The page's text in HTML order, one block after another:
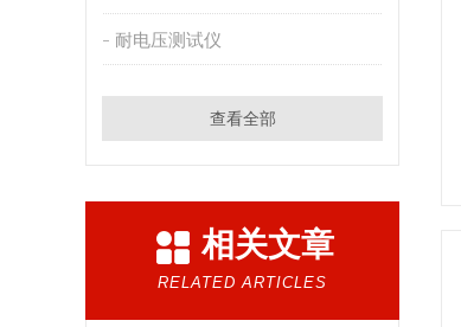
耐电压测试仪
查看全部
相关文章
RELATED ARTICLES